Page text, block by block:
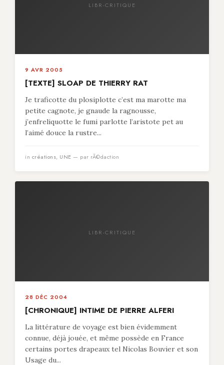
LIBR-CRITIQUE
9 AVR 2005
[TEXTE] SLOAP DE THIERRY RAT
Je traficotte du plosiplotte c’est ma marotte ma
petite cagnote, je gnaude la ragnousse,
j’enfreliquotte le fumi parlotte l’aristote pet au
l’aimé douce la rustre...
in créations, UNE — par rÃ©daction
LIBR-CRITIQUE
28 DÉC 2004
[CHRONIQUE] INTIME DE PIERRE ALFERI
La littérature de voyage est bien évidemment
connue, déjà jouée, et même possède en France
certains portes drapeaux tel Nicolas Bouvier et son
Usage du...